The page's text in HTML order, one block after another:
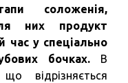
соложенія,
них продукт
час у спеціально
бочках. В
відрізняється